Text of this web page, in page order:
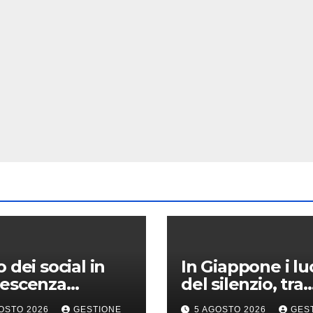
dei social in
incidere
2026 GESTIONE
In Giappone i
del silenzio, tra
montagne
5 AGOSTO 2026